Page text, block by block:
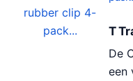
T
De
een